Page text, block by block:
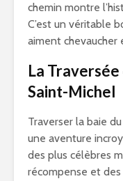
chemin montre
C’est un véritable
aiment chevaucher
La
Saint-Michel
Traverser la baie du
une aventure
des plus célèbres
récompense et